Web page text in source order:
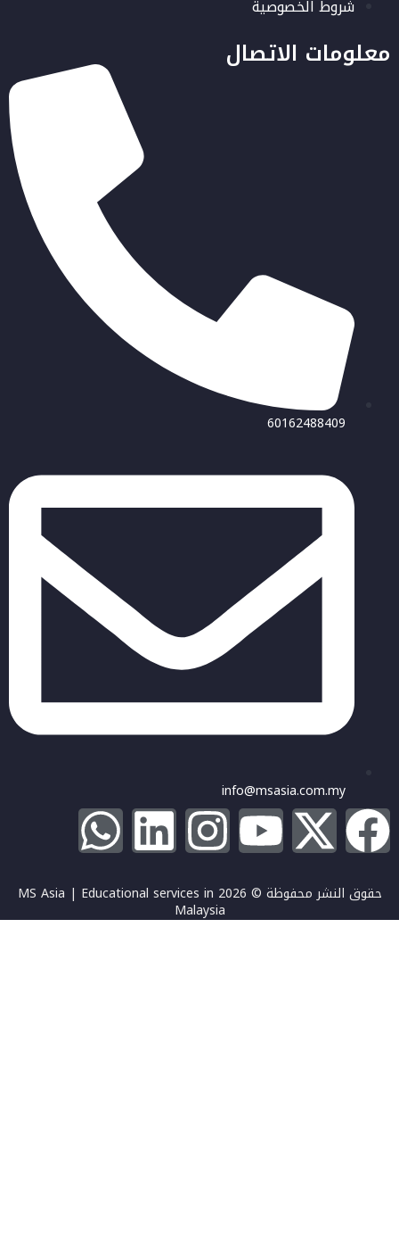
شروط الخصوصية
معلومات الاتصال
60162488409
info@msasia.com.my
حقوق النشر محفوظة © 2026 MS Asia | Educational services in
Malaysia